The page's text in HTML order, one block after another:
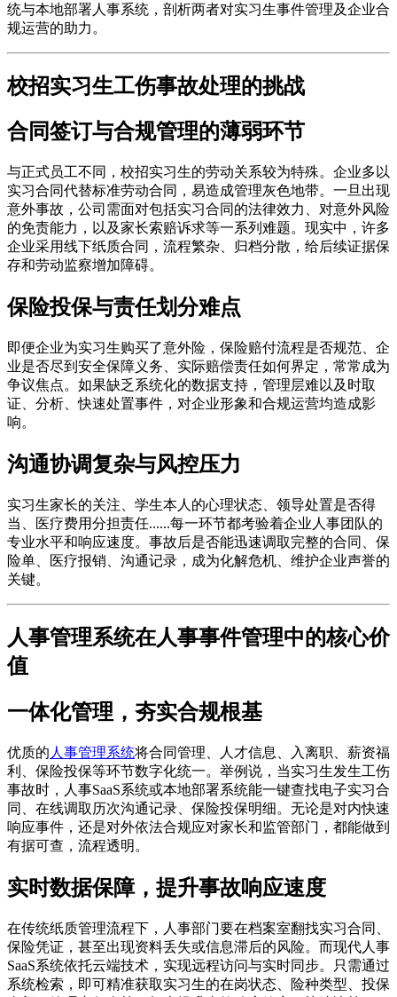
统与本地部署人事系统，剖析两者对实习生事件管理及企业合
规运营的助力。
校招实习生工伤事故处理的挑战
合同签订与合规管理的薄弱环节
与正式员工不同，校招实习生的劳动关系较为特殊。企业多以
实习合同代替标准劳动合同，易造成管理灰色地带。一旦出现
意外事故，公司需面对包括实习合同的法律效力、对意外风险
的免责能力，以及家长索赔诉求等一系列难题。现实中，许多
企业采用线下纸质合同，流程繁杂、归档分散，给后续证据保
存和劳动监察增加障碍。
保险投保与责任划分难点
即便企业为实习生购买了意外险，保险赔付流程是否规范、企
业是否尽到安全保障义务、实际赔偿责任如何界定，常常成为
争议焦点。如果缺乏系统化的数据支持，管理层难以及时取
证、分析、快速处置事件，对企业形象和合规运营均造成影
响。
沟通协调复杂与风控压力
实习生家长的关注、学生本人的心理状态、领导处置是否得
当、医疗费用分担责任......每一环节都考验着企业人事团队的
专业水平和响应速度。事故后是否能迅速调取完整的合同、保
险单、医疗报销、沟通记录，成为化解危机、维护企业声誉的
关键。
人事管理系统在人事事件管理中的核心价
值
一体化管理，夯实合规根基
优质的 人事管理系统将合同管理、人才信息、入离职、薪资福
利、保险投保等环节数字化统一。举例说，当实习生发生工伤
事故时，人事SaaS系统或本地部署系统能一键查找电子实习合
同、在线调取历次沟通记录、保险投保明细。无论是对内快速
响应事件，还是对外依法合规应对家长和监管部门，都能做到
有据可查，流程透明。
实时数据保障，提升事故响应速度
在传统纸质管理流程下，人事部门要在档案室翻找实习合同、
保险凭证，甚至出现资料丢失或信息滞后的风险。而现代人事
SaaS系统依托云端技术，实现远程访问与实时同步。只需通过
系统检索，即可精准获取实习生的在岗状态、险种类型、投保